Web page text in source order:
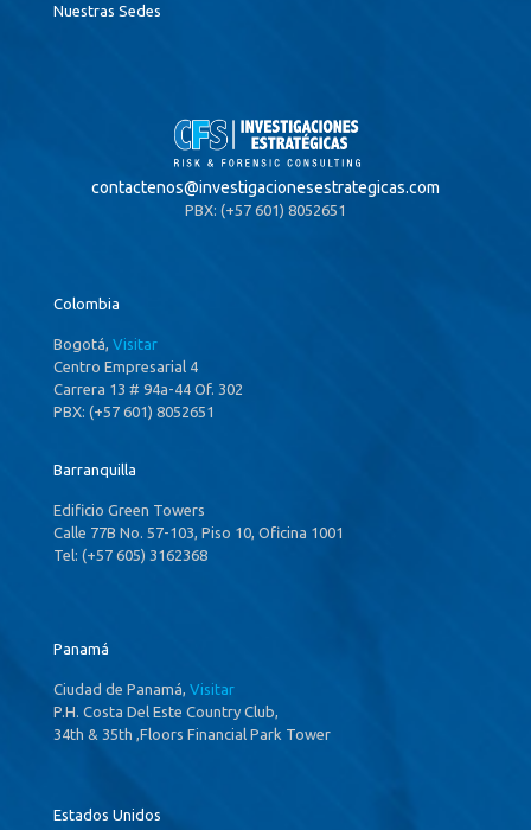
Nuestras Sedes
contactenos@investigacionesestrategicas.com
PBX: (+57 601) 8052651
Colombia
Bogotá, Visitar
Centro Empresarial 4
Carrera 13 # 94a-44 Of. 302
PBX: (+57 601) 8052651
Barranquilla
Edificio Green Towers
Calle 77B No. 57-103, Piso 10, Oficina 1001
Tel: (+57 605) 3162368
Panamá
Ciudad de Panamá, Visitar
P.H. Costa Del Este Country Club,
34th & 35th ,Floors Financial Park Tower
Estados Unidos